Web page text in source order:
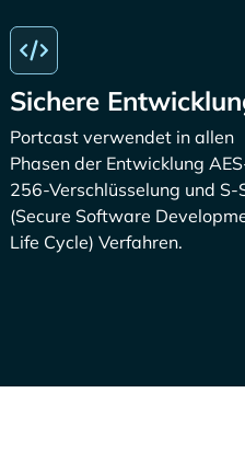
Sichere
Portcast verwendet in allen
Phasen der Entwicklung
256-Verschlüsselung und S-
(Secure Software
Life Cycle) Verfahren.